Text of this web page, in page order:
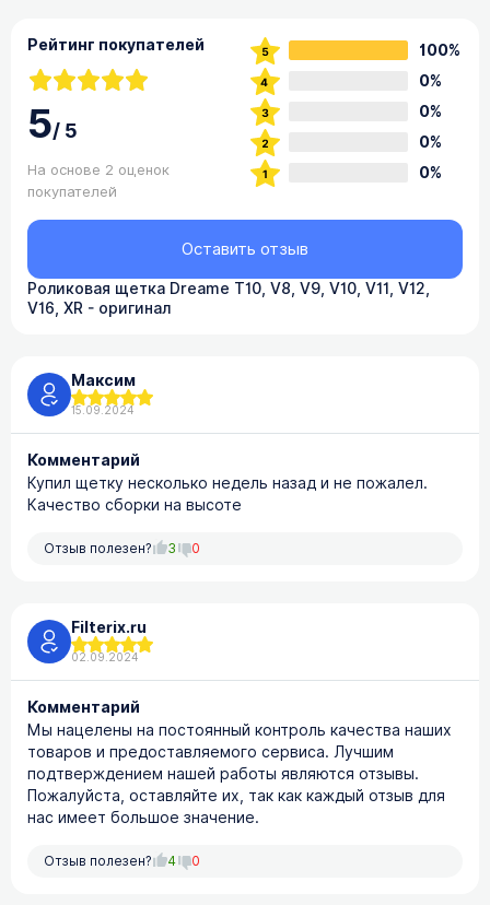
Рейтинг покупателей
5/5
На основе 2 оценок
покупателей
100%
0%
0%
0%
0%
Роликовая щетка Dreame T10, V8, V9, V10, V11, V12,
V16, XR - оригинал
Оставить отзыв
Максим
15.09.2024
Комментарий
Купил щетку несколько недель назад и не пожалел.
Качество сборки на высоте
Отзыв полезен? 3 0
Filterix.ru
02.09.2024
Комментарий
Мы нацелены на постоянный контроль качества наших
товаров и предоставляемого сервиса. Лучшим
подтверждением нашей работы являются отзывы.
Пожалуйста, оставляйте их, так как каждый отзыв для
нас имеет большое значение.
Отзыв полезен? 4 0